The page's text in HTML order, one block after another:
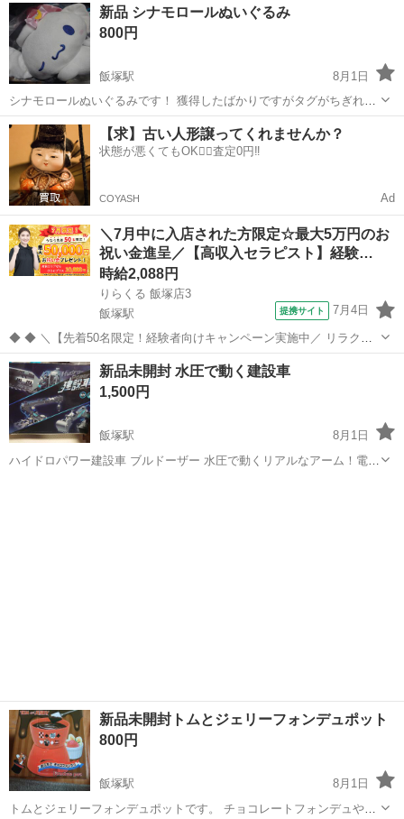
ットです(^^) マジカルボンゴ動作確認済み つなげてぽん バイキンマ
ン紛失 メロデ...
新品 シナモロールぬいぐるみ
800円
飯塚駅
8月1日
シナモロールぬいぐるみです！ 獲得したばかりですがタグがちぎれて
おりましたのでついてません。 他サイトにも出品しておりますので急
遽削除する場合もあります
福岡 飯塚市 飯塚駅 おもちゃ シナモロール
【求】古い人形譲ってくれませんか？
状態が悪くてもOK🙆‍♀️査定0円‼️
COYASH Ad
＼7月中に入店された方限定☆最大5万円のお
祝い金進呈／【高収入セラピスト】経験…
時給2,088円
りらくる 飯塚店3
飯塚駅
提携サイト 7月4日
◆ ◆ ＼【先着50名限定！経験者向けキャンペーン実施中／ リラクゼ
ーション経験者限定！ 2026年7月1日以降にご応募いただき、7月中に1
回以上入店された先着50名の方へ、20,000円をプレゼント！ さらに、
東京都・...
福岡 飯塚市 飯塚駅 セラピスト
新品未開封 水圧で動く建設車
1,500円
飯塚駅
8月1日
ハイドロパワー建設車 ブルドーザー 水圧で動くリアルなアーム！電池
新品未開封トムとジェリーフォンデュポット
800円
飯塚駅
8月1日
トムとジェリーフォンデュポットです。 チョコレートフォンデュやチ